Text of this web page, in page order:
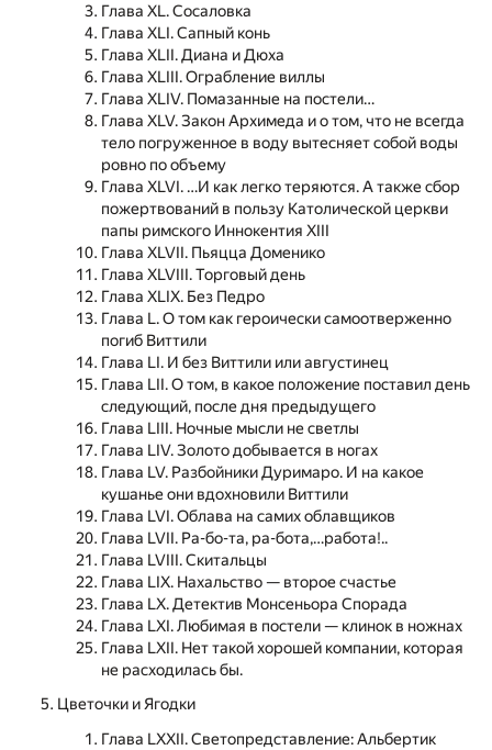
Глава XL. Сосаловка
Глава XLI. Сапный конь
Глава XLII. Диана и Дюха
Глава XLIII. Ограбление виллы
Глава XLIV. Помазанные на постели…
Глава XLV. Закон Архимеда и о том, что не всегда
тело погруженное в воду вытесняет собой воды
ровно по объему
Глава XLVI. …И как легко теряются. А также сбор
пожертвований в пользу Католической церкви
папы римского Иннокентия XIII
Глава XLVII. Пьяцца Доменико
Глава XLVIII. Торговый день
Глава XLIX. Без Педро
Глава L. О том как героически самоотверженно
погиб Виттили
Глава LI. И без Виттили или августинец
Глава LII. О том, в какое положение поставил день
следующий, после дня предыдущего
Глава LIII. Ночные мысли не светлы
Глава LIV. Золото добывается в ногах
Глава LV. Разбойники Дуримаро. И на какое
кушанье они вдохновили Виттили
Глава LVI. Облава на самих облавщиков
Глава LVII. Ра-бо-та, ра-бота,…работа!..
Глава LVIII. Скитальцы
Глава LIX. Нахальство — второе счастье
Глава LX. Детектив Монсеньора Спорада
Глава LXI. Любимая в постели — клинок в ножнах
Глава LXII. Нет такой хорошей компании, которая
не расходилась бы.
Цветочки и Ягодки
Глава LXXII. Светопредставление: Альбертик